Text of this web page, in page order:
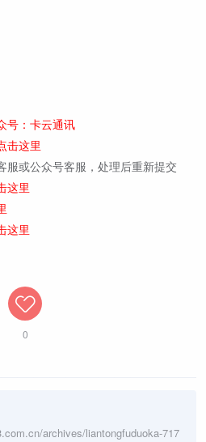
号：卡云通讯
击这里
服或公众号客服，处理后重新提交
这里
这里
0
archives/liantongfuduoka-717